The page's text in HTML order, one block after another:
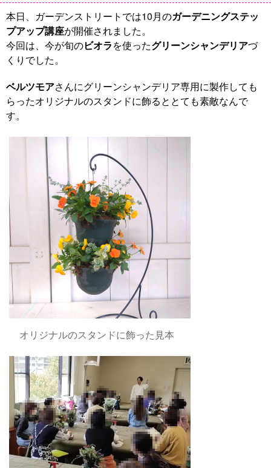
本日、ガーデンストリートでは10月のガーデニングステッ
プアップ講座が開催されました。
今回は、今が旬のビオラを使ったグリーンシャンデリアづ
くりでした。
ベルツモアさんにグリーンシャンデリア専用に製作しても
らったオリジナルのスタンドに飾るととても素敵なんで
す。
オリジナルのスタンドに飾った見本